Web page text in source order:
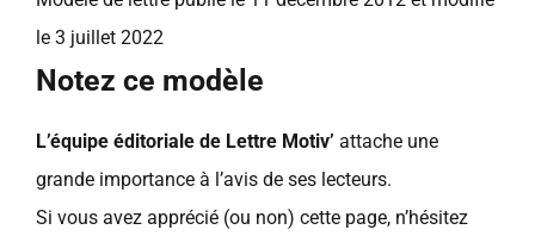
le 3 juillet 2022
Notez ce modèle
L’équipe éditoriale de Lettre Motiv’ attache une
grande importance à l’avis de ses lecteurs.
Si vous avez apprécié (ou non) cette page, n’hésitez